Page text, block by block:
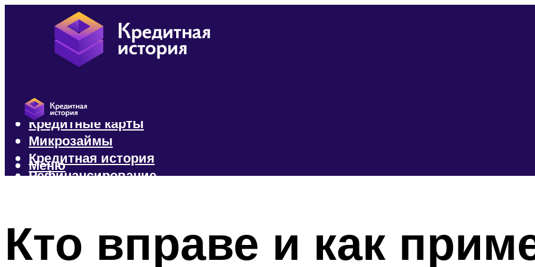
Кредиты
Кредитные карты
Микрозаймы
Кредитная история
Рефинансирование
Меню
Кто вправе и как